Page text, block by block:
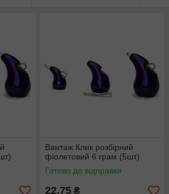
Вантаж Клик розбірний
фіолетовий 6 грам (5шт)
Готово до відправки
22,75 ₴